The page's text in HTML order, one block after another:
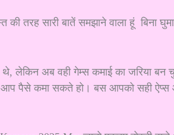
तरह सारी बातें समझाने वाला हूं बिना
थे, लेकिन अब वही गेम्स कमाई का जरिया
पैसे कमा सकते हो। बस आपको सही ऐप्स